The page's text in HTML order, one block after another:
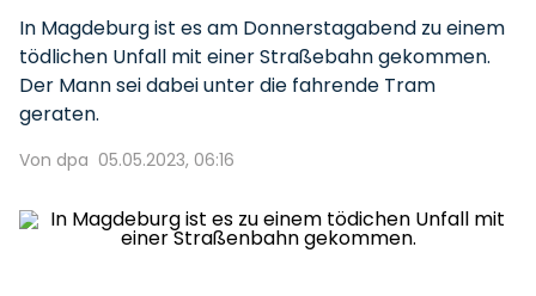
In Magdeburg ist es am Donnerstagabend zu einem
tödlichen Unfall mit einer Straßebahn gekommen.
Der Mann sei dabei unter die fahrende Tram
geraten.
Von dpa 05.05.2023, 06:16